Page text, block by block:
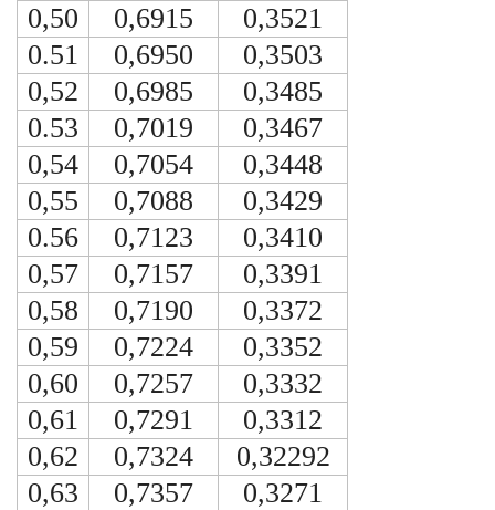
0,50 0,6915
0,3521
0.51
0,6950
0,3503
0,52
0,6985
0,3485
0.53
0,7019
0,3467
0,54
0,7054
0,3448
0,55
0,7088
0,3429
0.56
0,7123
0,3410
0,57
0,7157
0,3391
0,58
0,7190
0,3372
0,59
0,7224
0,3352
0,60
0,7257
0,3332
0,61
0,7291
0,3312
0,62
0,7324
0,32292
0,63
0,7357
0,3271